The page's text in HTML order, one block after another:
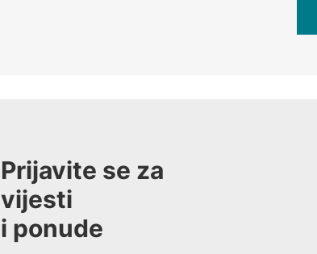
Prijavite se za
vijesti
i ponude